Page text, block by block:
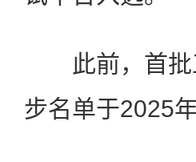
此前，首批
步名单于2025